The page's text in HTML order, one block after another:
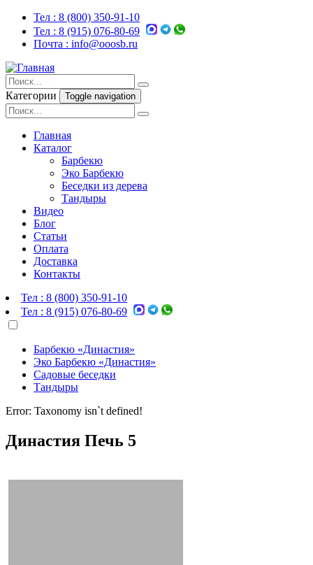
Тел : 8 (800) 350-91-10
Тел : 8 (915) 076-80-69
Почта : info@ooosb.ru
Категории Toggle navigation
Главная
Каталог
Барбекю
Эко Барбекю
Беседки из дерева
Тандыры
Видео
Блог
Статьи
Оплата
Доставка
Контакты
Тел : 8 (800) 350-91-10
Тел : 8 (915) 076-80-69
Барбекю «Династия»
Эко Барбекю «Династия»
Садовые беседки
Тандыры
Error: Taxonomy isn`t defined!
Династия Печь 5